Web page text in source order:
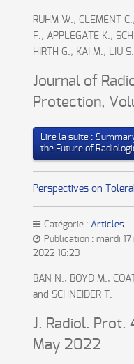
RÜHM W., CLEMENT
F., APPLEGATE K.,
HIRTH G., KAI M., LIU
Journal of
Protection,
Lire la suite :
the Future of
Perspectives on
Catégorie : Articles
Publication : mardi 17
2022 16:23
BAN N., BOYD M.,
and SCHNEIDER T.
J. Radiol.
May 2022